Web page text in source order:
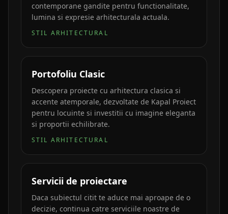
contemporane gandite pentru functionalitate,
lumina si expresie arhitecturala actuala.
STIL ARHITECTURAL
Portofoliu Clasic
Descopera proiecte cu arhitectura clasica si
accente atemporale, dezvoltate de Kapal Proiect
pentru locuinte si investitii cu imagine eleganta
si proportii echilibrate.
STIL ARHITECTURAL
Servicii de proiectare
Daca subiectul citit te aduce mai aproape de o
decizie, continua catre serviciile noastre de